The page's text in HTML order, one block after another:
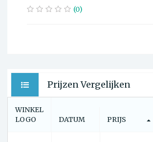
(0)
Prijzen Vergelijken
WINKEL
LOGO
DATUM PRIJS